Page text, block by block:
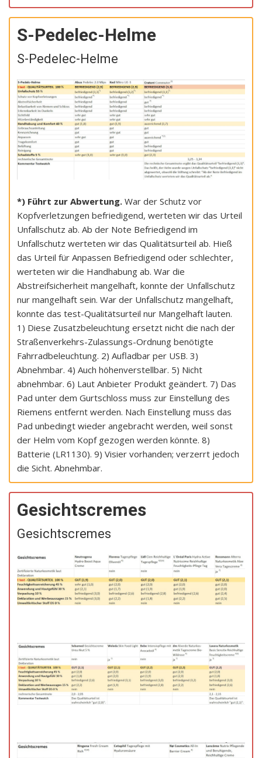
S-Pedelec-Helme
S-Pedelec-Helme
*) Führt zur Abwertung. War der Schutz vor
Kopfverletzungen befriedigend, werteten wir das Urteil
Unfallschutz ab. Ab der Note Befriedigend im
Unfallschutz werteten wir das Qualitätsurteil ab. Hieß
das Urteil für Anpassen Befriedigend oder schlechter,
werteten wir die Handhabung ab. War die
Abstreifsicherheit mangelhaft, konnte der Unfallschutz
nur mangelhaft sein. War der Unfallschutz mangelhaft,
konnte das test-Qualitätsurteil nur Mangelhaft lauten.
1) Diese Zusatzbeleuchtung ersetzt nicht die nach der
Straßenverkehrs-Zulassungs-Ordnung benötigte
Fahrradbeleuchtung. 2) Aufladbar per USB. 3)
Abnehmbar. 4) Auch höhenverstellbar. 5) Nicht
abnehmbar. 6) Laut Anbieter Produkt geändert. 7) Das
Pad unter dem Gurtschloss muss zur Einstellung des
Riemens entfernt werden. Nach Einstellung muss das
Pad unbedingt wieder angebracht werden, weil sonst
der Helm vom Kopf gezogen werden könnte. 8)
Batterie (LR1130). 9) Visier vorhanden; verzerrt jedoch
die Sicht. Abnehmbar.
Gesichtscremes
Gesichtscremes